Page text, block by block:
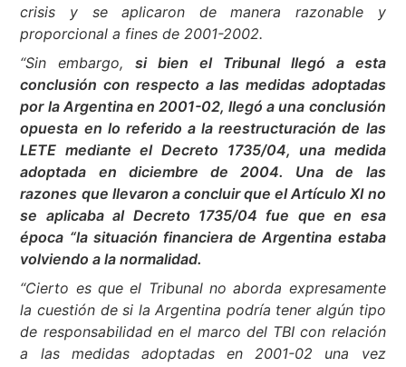
crisis y se aplicaron de manera razonable y
proporcional a fines de 2001-2002.
“Sin embargo,si bien el Tribunal llegó a esta
conclusión con respecto a las medidas adoptadas
por la Argentina en 2001-02, llegó a una conclusión
opuesta en lo referido a la reestructuración de las
LETE mediante el Decreto 1735/04, una medida
adoptada en diciembre de 2004. Una de las
razones que llevaron a concluir que el Artículo XI no
se aplicaba al Decreto 1735/04 fue que en esa
época “la situación financiera de Argentina estaba
volviendo a la normalidad.
“Cierto es que el Tribunal no aborda expresamente
la cuestión de si la Argentina podría tener algún tipo
de responsabilidad en el marco del TBI con relación
a las medidas adoptadas en 2001-02 una vez